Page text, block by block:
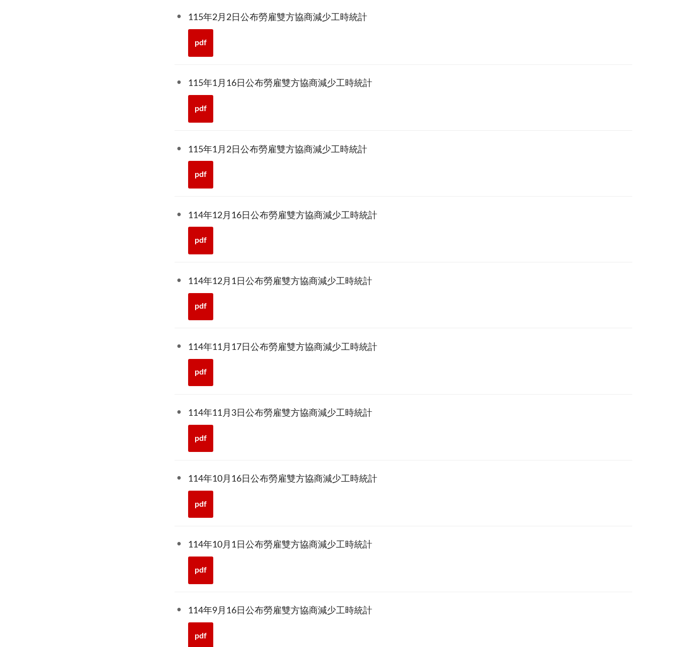
115年2月2日公布勞雇雙方協商減少工時統計
pdf
115年1月16日公布勞雇雙方協商減少工時統計
pdf
115年1月2日公布勞雇雙方協商減少工時統計
pdf
114年12月16日公布勞雇雙方協商減少工時統計
pdf
114年12月1日公布勞雇雙方協商減少工時統計
pdf
114年11月17日公布勞雇雙方協商減少工時統計
pdf
114年11月3日公布勞雇雙方協商減少工時統計
pdf
114年10月16日公布勞雇雙方協商減少工時統計
pdf
114年10月1日公布勞雇雙方協商減少工時統計
pdf
114年9月16日公布勞雇雙方協商減少工時統計
pdf